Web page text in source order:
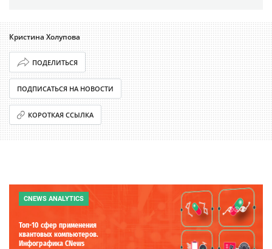
Кристина Холупова
ПОДЕЛИТЬСЯ
ПОДПИСАТЬСЯ НА НОВОСТИ
КОРОТКАЯ ССЫЛКА
CNEWS ANALYTICS
Топ-10 сфер применения
квантовых компьютеров.
Инфографика CNews